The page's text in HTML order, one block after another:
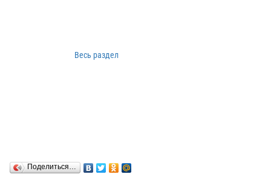
Весь раздел
Поделиться…